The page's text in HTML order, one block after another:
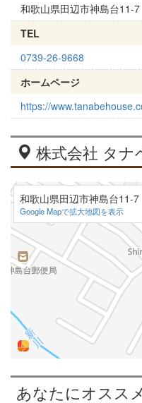
和歌山県田辺市神島台11-7
TEL
0739-26-9668
ホームページ
https://
株式会社 タナ
和歌山県田辺市神島台11-7
Google Mapで拡大地図を表示
あなたにオススメ